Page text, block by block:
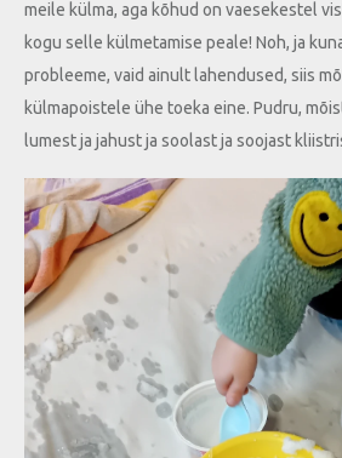
meile külma, aga kõhud on vaesekestel
kogu selle külmetamise peale! Noh, ja
probleeme, vaid ainult lahendused, siis
külmapoistele ühe toeka eine. Pudru,
lumest ja jahust ja soolast ja soojast